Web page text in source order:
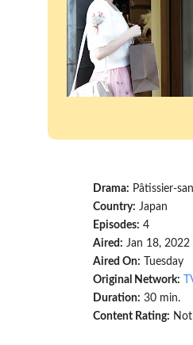
Drama: Pâtissier-
Country: Japan
Episodes: 4
Aired: Jan 18, 2022
Aired On: Tuesday
Original Network:
Duration: 30 min.
Content Rating: Not